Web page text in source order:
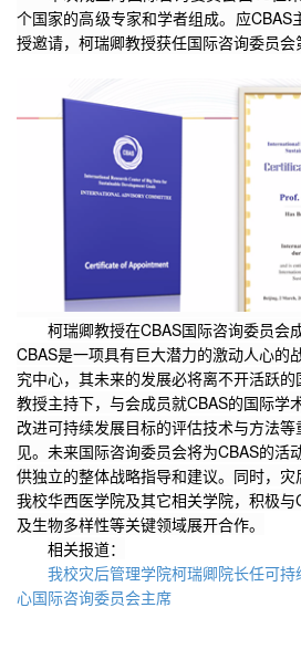
个国家的高级专家和学者组成。应CBAS
授邀请，柯瑞卿教授获任国际咨询委员会
柯瑞卿教授在CBAS国际咨询委员会
CBAS是一项具有巨大潜力的激动人心的
究中心，其未来的发展必将离不开活跃
教授主持下，与会成员就CBAS的国际学
改进可持续发展目标的评估技术与方法
见。未来国际咨询委员会将为CBAS的活
供独立的整体战略指导和建议。同时，
我校华西医学院及其它相关学院，积极
及生物多样性等关键领域展开合作。
相关报道：
我校灾后管理学院柯瑞卿院长任可
心国际咨询委员会主席